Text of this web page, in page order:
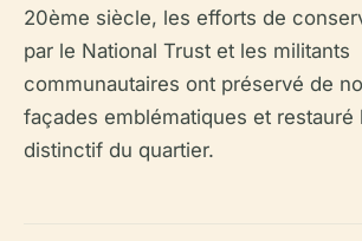
20ème siècle, les efforts de
par le National Trust et les militants
communautaires ont préservé de
façades emblématiques et restauré
distinctif du quartier.